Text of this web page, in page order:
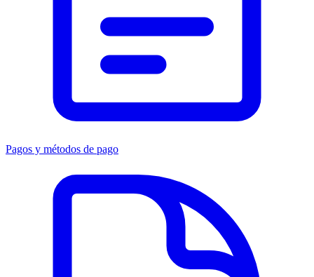
Pagos y métodos de pago